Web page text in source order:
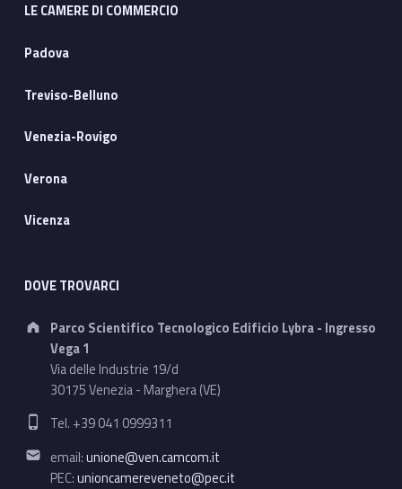
LE CAMERE DI COMMERCIO
Padova
Treviso-Belluno
Venezia-Rovigo
Verona
Vicenza
DOVE TROVARCI
Address:
Parco Scientifico Tecnologico Edificio Lybra - Ingresso
Vega 1
Via delle Industrie 19/d
30175 Venezia - Marghera (VE)
Phone number:
Tel. +39 041 0999311
Email address:
email:unione@ven.camcom.it
PEC:unioncamereveneto@pec.it